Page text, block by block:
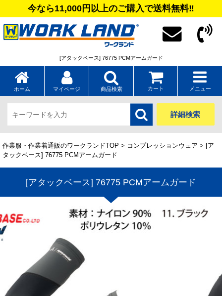
今なら11,000円以上のご購入で送料無料‼
[アタックベース] 76775 PCMアームガード
ホーム マイページ 商品検索 カート メニュー
詳細検索
作業服・作業着通販のワークランドTOP > コンプレッションウェア > [ア
タックベース] 76775 PCMアームガード
[アタックベース] 76775 PCMアームガード